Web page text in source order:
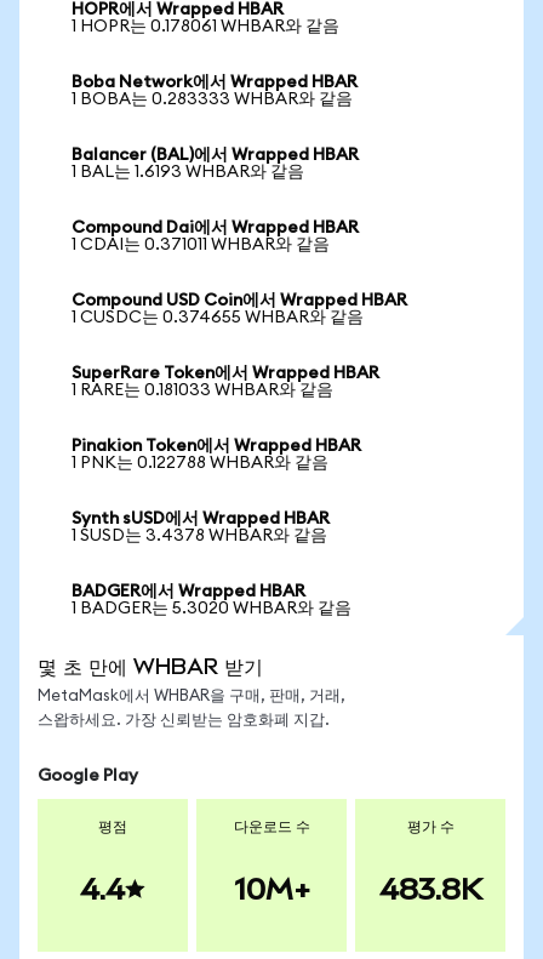
HOPR에서 Wrapped HBAR
1 HOPR는 0.178061 WHBAR와 같음
Boba Network에서 Wrapped HBAR
1 BOBA는 0.283333 WHBAR와 같음
Balancer (BAL)에서 Wrapped HBAR
1 BAL는 1.6193 WHBAR와 같음
Compound Dai에서 Wrapped HBAR
1 CDAI는 0.371011 WHBAR와 같음
Compound USD Coin에서 Wrapped HBAR
1 CUSDC는 0.374655 WHBAR와 같음
SuperRare Token에서 Wrapped HBAR
1 RARE는 0.181033 WHBAR와 같음
Pinakion Token에서 Wrapped HBAR
1 PNK는 0.122788 WHBAR와 같음
Synth sUSD에서 Wrapped HBAR
1 SUSD는 3.4378 WHBAR와 같음
BADGER에서 Wrapped HBAR
1 BADGER는 5.3020 WHBAR와 같음
몇 초 만에 WHBAR 받기
MetaMask에서 WHBAR을 구매, 판매, 거래,
스왑하세요. 가장 신뢰받는 암호화폐 지갑.
Google Play
평점
4.4
다운로드 수
10M+
평가 수
483.8K